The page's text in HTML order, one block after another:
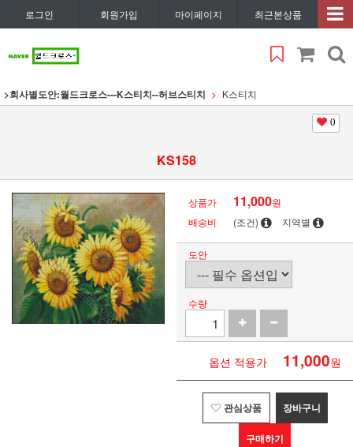
로그인 회원가입 마이페이지 최근본상품
>회사별도안:월드크로스---K스티치--허브스티치 K스티치
0
KS158
상품가 11,000원
배송비
(조건) 지역별
도안
수량
옵션 적용가 11,000원
관심상품 장바구니
구매하기